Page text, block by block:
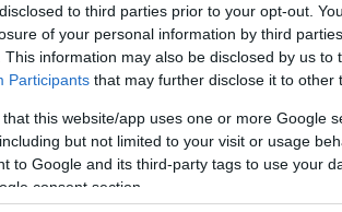
to third parties prior to your opt-out.
of your personal information by third
This information may also be disclosed by us to
Participants that may further disclose it to other
that this website/app uses one or more Google
but not limited to your visit or usage
to Google and its third-party tags to use your
consent section.Στερεάς Ελλάδας Φάνη